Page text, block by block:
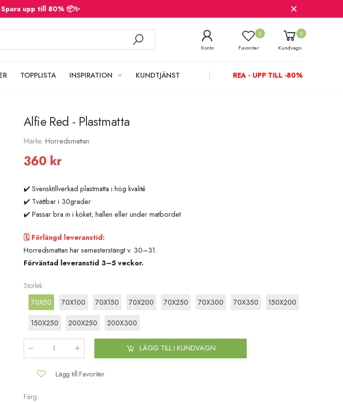
upp till 80% 📦✨
Konto
0
Favoriter
0
Kundvagn
TOPPLISTA INSPIRATION KUNDTJÄNST REA - UPP TILL -80%
Alfie Red - Plastmatta
Märke: Horredsmattan
360 kr
✔️ Svensktillverkad plastmatta i hög kvalité
✔️ Tvättbar i 30grader
✔️ Passar bra in i köket, hallen eller under matbordet
🗓️ Förlängd leveranstid:
Horredsmattan har semesterstängt v. 30–31.
Förväntad leveranstid 3–5 veckor.
Storlek:
70X50
70X100 70X150 70X200 70X250 70X300 70X350 150X200
150X250 200X250 200X300
LÄGG TILL I KUNDVAGN
Lägg till Favoriter
Färg: